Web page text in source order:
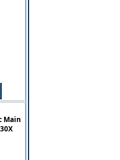
Main